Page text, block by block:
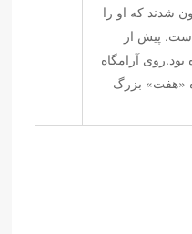
شدند که او را
پیش از
بود.روی آرامگاه
«هفت» بزرگ